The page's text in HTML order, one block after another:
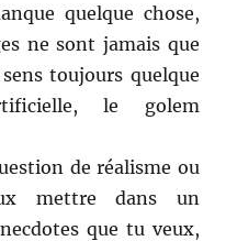
quelque chose,
ne sont jamais que
toujours quelque
le golem
de réalisme ou
mettre dans un
que tu veux,